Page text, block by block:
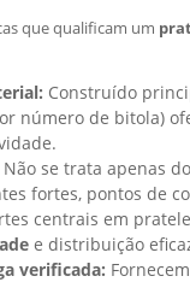
que qualificam um
Construído
número de bitola)
Não se trata apenas
fortes, pontos de
centrais em
e distribuição
verificada: